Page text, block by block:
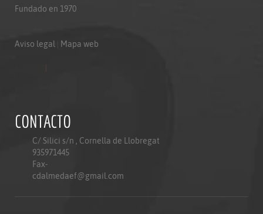
Fundado en 1970
Aviso legal Mapa web
CONTACTO
C/ Silici s/n , Cornella de Llobregat
935971445
Fax-
cdalmedaef@gmail.com